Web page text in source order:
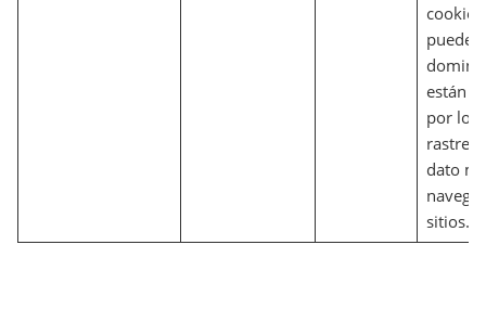
están
por lo
dato
sitios.